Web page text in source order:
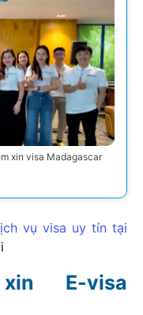
xin visa Madagascar
vụ visa uy tín tại
E-visa